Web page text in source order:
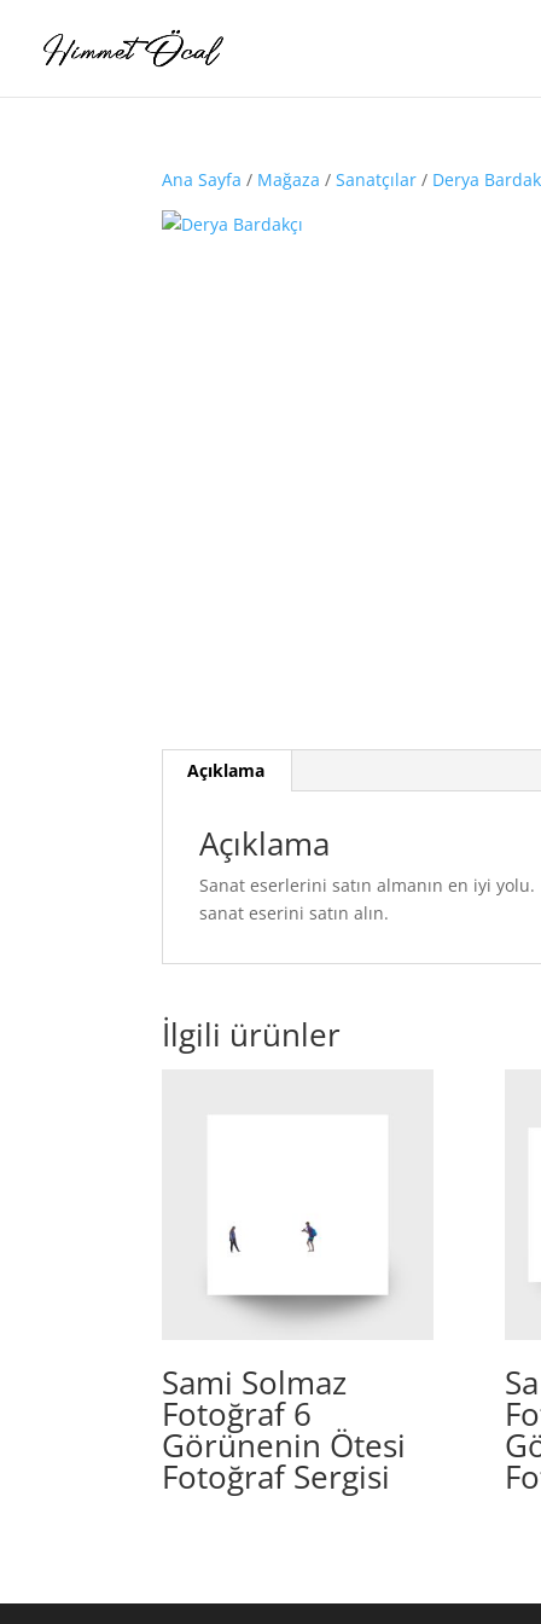
Ana Sayfa / Mağaza /Sanatçılar / Derya
Açıklama
Açıklama
Sanat eserlerini satın almanın en iyi
sanat eserini satın alın.
İlgili ürünler
Sami Solmaz
Fotoğraf 6
Görünenin Ötesi
Fotoğraf Sergisi